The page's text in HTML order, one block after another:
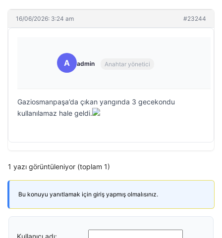
16/06/2026: 3:24 am #23244
A admin Anahtar yönetici
Gaziosmanpaşa’da çıkan yangında 3 gecekondu
kullanılamaz hale geldi.
1 yazı görüntüleniyor (toplam 1)
Bu konuyu yanıtlamak için giriş yapmış olmalısınız.
Kullanıcı adı: